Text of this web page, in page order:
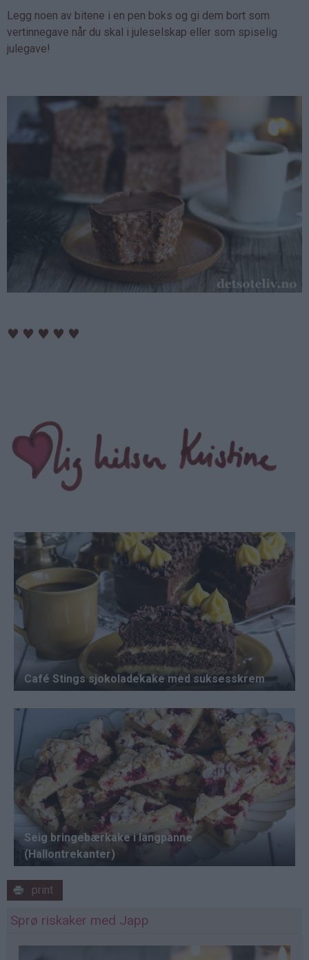
Legg noen av bitene i en pen boks og gi dem bort som
vertinnegave når du skal i juleselskap eller som spiselig
julegave!
♥ ♥ ♥ ♥ ♥
print
Sprø riskaker med Japp